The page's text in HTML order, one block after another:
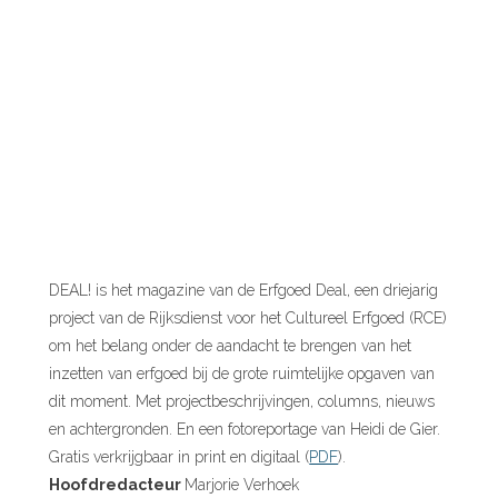
DEAL! is het magazine van de Erfgoed Deal, een driejarig
project van de Rijksdienst voor het Cultureel Erfgoed (RCE)
om het belang onder de aandacht te brengen van het
inzetten van erfgoed bij de grote ruimtelijke opgaven van
dit moment. Met projectbeschrijvingen, columns, nieuws
en achtergronden. En een fotoreportage van Heidi de Gier.
Gratis verkrijgbaar in print en digitaal (PDF).
Hoofdredacteur Marjorie Verhoek